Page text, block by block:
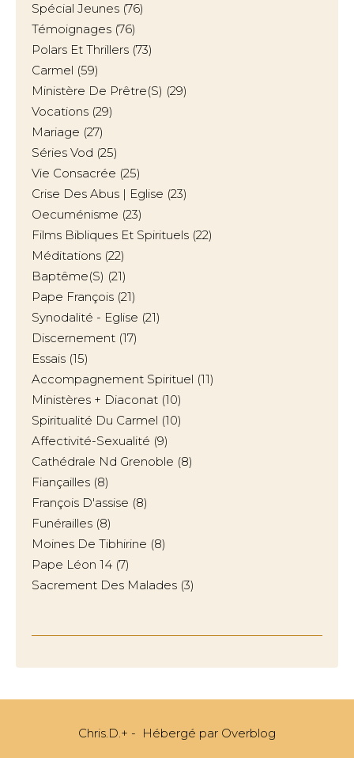
Spécial Jeunes (76)
Témoignages (76)
Polars Et Thrillers (73)
Carmel (59)
Ministère De Prêtre(s) (29)
Vocations (29)
Mariage (27)
Séries Vod (25)
Vie Consacrée (25)
Crise Des Abus | Eglise (23)
Oecuménisme (23)
Films Bibliques Et Spirituels (22)
Méditations (22)
Baptême(s) (21)
Pape François (21)
Synodalité - Eglise (21)
Discernement (17)
Essais (15)
Accompagnement Spirituel (11)
Ministères + Diaconat (10)
Spiritualité Du Carmel (10)
Affectivité-Sexualité (9)
Cathédrale Nd Grenoble (8)
Fiançailles (8)
François D'assise (8)
Funérailles (8)
Moines De Tibhirine (8)
Pape Léon 14 (7)
Sacrement Des Malades (3)
Chris.D.+ - Hébergé par Overblog